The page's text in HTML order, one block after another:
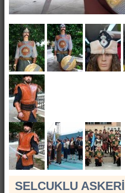
Hakkımızda
SELCUKLU ASKERİ